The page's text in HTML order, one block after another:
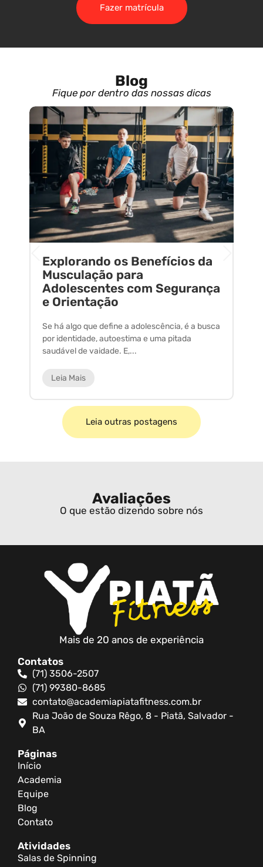
Fazer matrícula
Blog
Fique por dentro das nossas dicas
Explorando os Benefícios da
Musculação para
Adolescentes com Segurança
e Orientação
Se há algo que define a adolescência, é a busca
por identidade, autoestima e uma pitada
saudável de vaidade. E,...
Leia Mais
Leia outras postagens
Avaliações
O que estão dizendo sobre nós
Mais de 20 anos de experiência
Contatos
(71) 3506-2507
(71) 99380-8685
contato@academiapiatafitness.com.br
Rua João de Souza Rêgo, 8 - Piatã, Salvador -
BA
Páginas
Início
Academia
Equipe
Blog
Contato
Atividades
Salas de Spinning